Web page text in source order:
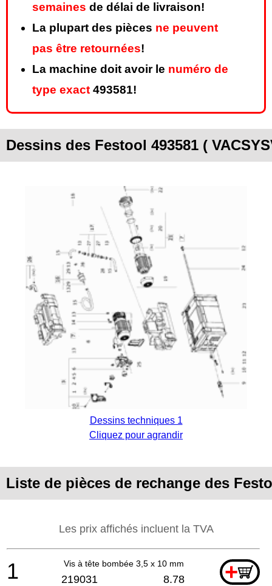
semaines de délai de livraison!
La plupart des pièces ne peuvent
pas être retournées!
La machine doit avoir le numéro de
type exact 493581!
Dessins des Festool 493581 (
Dessins techniques 1
Cliquez pour agrandir
Liste de pièces de rechange des
Les prix affichés incluent la TVA
Vis à tête bombée 3,5 x 10 mm +
1 219031 8.78